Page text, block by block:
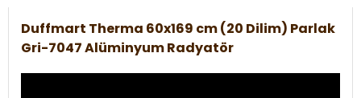
Duffmart Therma 60x169 cm (20 Dilim) Parlak
Gri-7047 Alüminyum Radyatör